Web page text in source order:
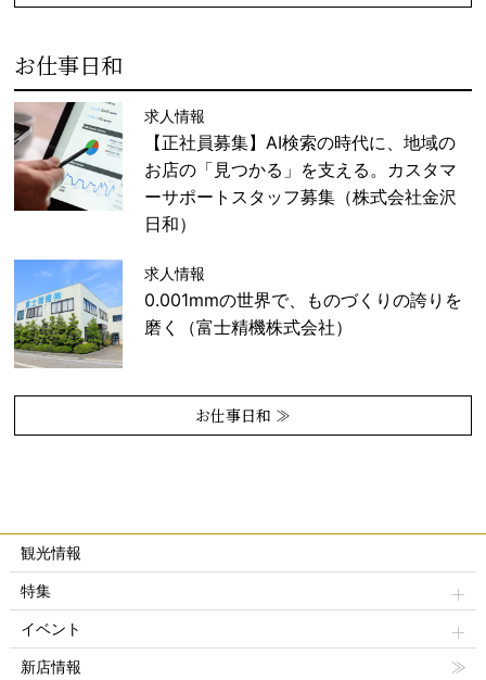
お仕事日和
求人情報
【正社員募集】AI検索の時代に、地域の
お店の「見つかる」を支える。カスタマ
ーサポートスタッフ募集（株式会社金沢
日和）
求人情報
0.001mmの世界で、ものづくりの誇りを
磨く（富士精機株式会社）
お仕事日和 ≫
観光情報
特集
イベント
新店情報